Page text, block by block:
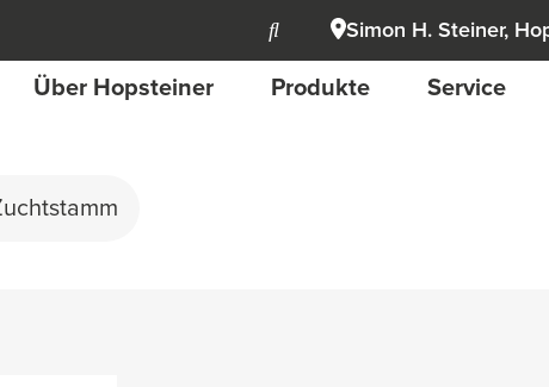
Simon H. Steiner,
Über Hopsteiner Produkte Service